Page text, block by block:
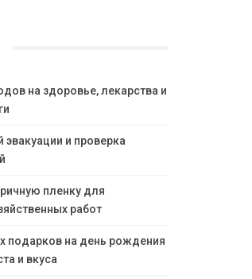
на здоровье, лекарства и
эвакуации и проверка
пленку для
работ
подарков на день рождения
и вкуса